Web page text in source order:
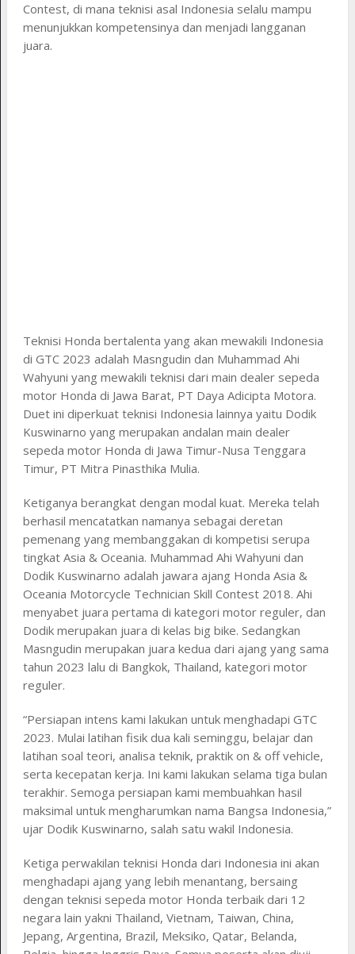
Contest, di mana teknisi asal Indonesia selalu mampu
menunjukkan kompetensinya dan menjadi langganan
juara.
Teknisi Honda bertalenta yang akan mewakili Indonesia
di GTC 2023 adalah Masngudin dan Muhammad Ahi
Wahyuni yang mewakili teknisi dari main dealer sepeda
motor Honda di Jawa Barat, PT Daya Adicipta Motora.
Duet ini diperkuat teknisi Indonesia lainnya yaitu Dodik
Kuswinarno yang merupakan andalan main dealer
sepeda motor Honda di Jawa Timur-Nusa Tenggara
Timur, PT Mitra Pinasthika Mulia.
Ketiganya berangkat dengan modal kuat. Mereka telah
berhasil mencatatkan namanya sebagai deretan
pemenang yang membanggakan di kompetisi serupa
tingkat Asia & Oceania. Muhammad Ahi Wahyuni dan
Dodik Kuswinarno adalah jawara ajang Honda Asia &
Oceania Motorcycle Technician Skill Contest 2018. Ahi
menyabet juara pertama di kategori motor reguler, dan
Dodik merupakan juara di kelas big bike. Sedangkan
Masngudin merupakan juara kedua dari ajang yang sama
tahun 2023 lalu di Bangkok, Thailand, kategori motor
reguler.
“Persiapan intens kami lakukan untuk menghadapi GTC
2023. Mulai latihan fisik dua kali seminggu, belajar dan
latihan soal teori, analisa teknik, praktik on & off vehicle,
serta kecepatan kerja. Ini kami lakukan selama tiga bulan
terakhir. Semoga persiapan kami membuahkan hasil
maksimal untuk mengharumkan nama Bangsa Indonesia,”
ujar Dodik Kuswinarno, salah satu wakil Indonesia.
Ketiga perwakilan teknisi Honda dari Indonesia ini akan
menghadapi ajang yang lebih menantang, bersaing
dengan teknisi sepeda motor Honda terbaik dari 12
negara lain yakni Thailand, Vietnam, Taiwan, China,
Jepang, Argentina, Brazil, Meksiko, Qatar, Belanda,